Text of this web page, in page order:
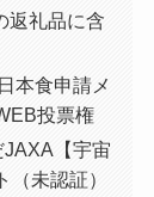
返礼品に含
本食申請メ
投票権
【宇宙
未認証）